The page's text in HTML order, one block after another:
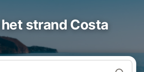
strand Costa